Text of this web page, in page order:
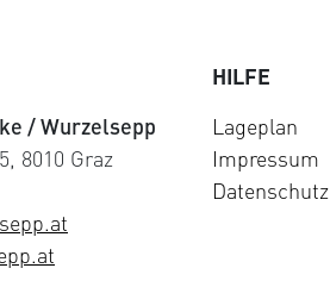
/ Wurzelsepp
8010 Graz
HILFE
Lageplan
Impressum
Datenschutz